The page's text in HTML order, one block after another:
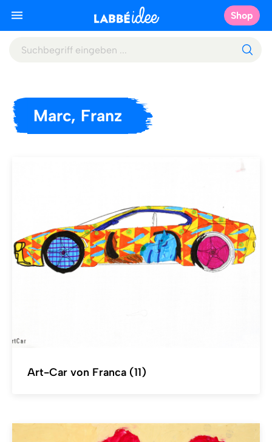
Shop
Marc, Franz
Art-Car von Franca (11)